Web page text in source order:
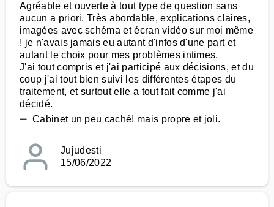
Agréable et ouverte à tout type de question sans
aucun a priori. Très abordable, explications claires,
imagées avec schéma et écran vidéo sur moi même
! je n'avais jamais eu autant d'infos d'une part et
autant le choix pour mes problèmes intimes.
J'ai tout compris et j'ai participé aux décisions, et du
coup j'ai tout bien suivi les différentes étapes du
traitement, et surtout elle a tout fait comme j'ai
décidé.
➖ Cabinet un peu caché! mais propre et joli.
Jujudesti
15/06/2022